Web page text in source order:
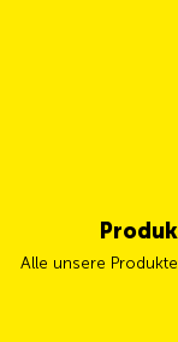
Alle unsere